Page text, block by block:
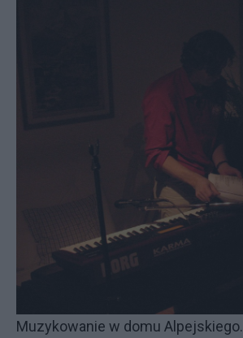
Muzykowanie w domu Alpejskiego.